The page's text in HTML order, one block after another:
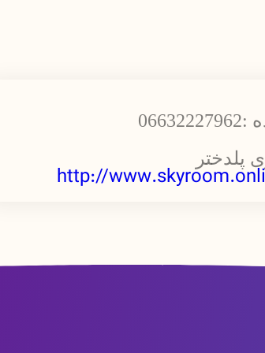
پلدختر
http://